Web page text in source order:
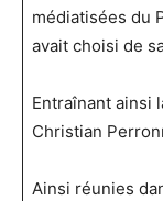
médiatisées du
avait choisi de
Entraînant ainsi
Christian
Ainsi réunies